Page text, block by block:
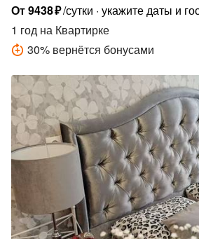
От9438₽/сутки укажите даты и
1 год на Квартирке
30% вернётся бонусами